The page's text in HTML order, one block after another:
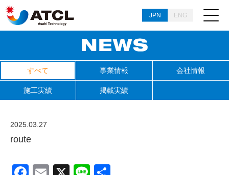
JPN ENG
すべて 事業情報 会社情報
施工実績 掲載実績
2025.03.27
route